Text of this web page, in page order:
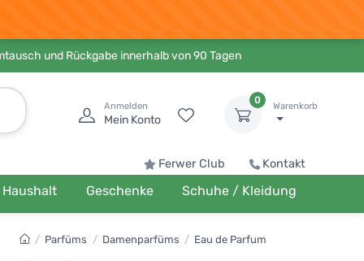
und Rückgabe innerhalb von 90 Tagen
Anmelden
Mein Konto
0
Warenkorb
Ferwer Club Kontakt
Haushalt Geschenke Schuhe / Kleidung
/ Parfüms / Damenparfüms / Eau de Parfum